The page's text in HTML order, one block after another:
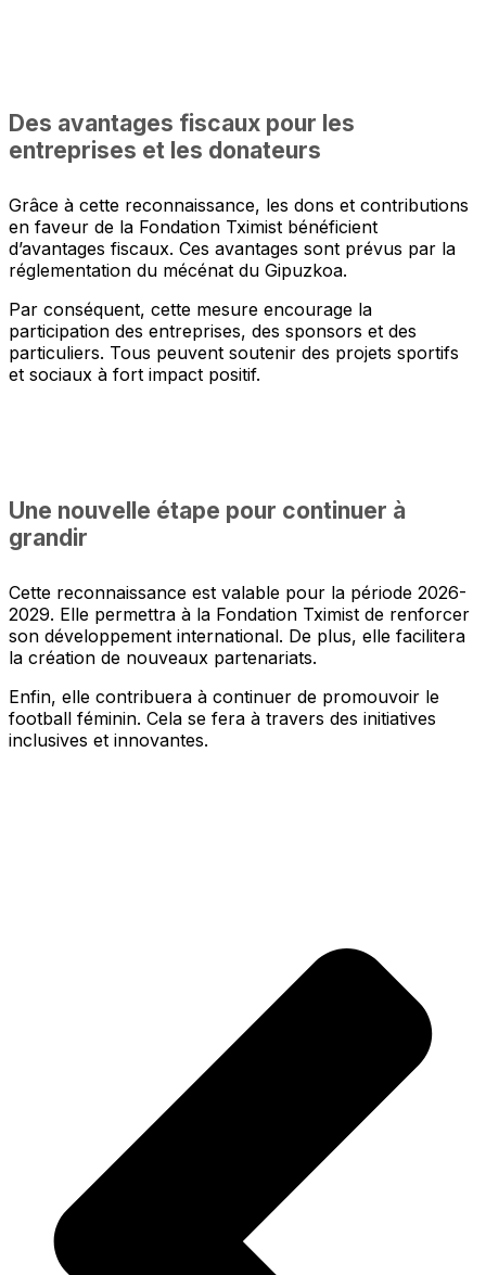
Des avantages fiscaux pour les
entreprises et les donateurs
Grâce à cette reconnaissance, les dons et contributions
en faveur de la Fondation Tximist bénéficient
d’avantages fiscaux. Ces avantages sont prévus par la
réglementation du mécénat du Gipuzkoa.
Par conséquent, cette mesure encourage la
participation des entreprises, des sponsors et des
particuliers. Tous peuvent soutenir des projets sportifs
et sociaux à fort impact positif.
Une nouvelle étape pour continuer à
grandir
Cette reconnaissance est valable pour la période 2026-
2029. Elle permettra à la Fondation Tximist de renforcer
son développement international. De plus, elle facilitera
la création de nouveaux partenariats.
Enfin, elle contribuera à continuer de promouvoir le
football féminin. Cela se fera à travers des initiatives
inclusives et innovantes.